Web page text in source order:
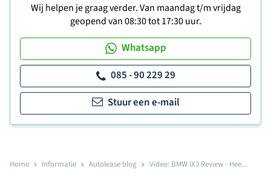
Wij helpen je graag verder. Van maandag t/m vrijdag
geopend van 08:30 tot 17:30 uur.
Whatsapp
085 - 90 229 29
Stuur een e-mail
Home Informatie Autolease blog Video: BMW iX3 Review - Hee...